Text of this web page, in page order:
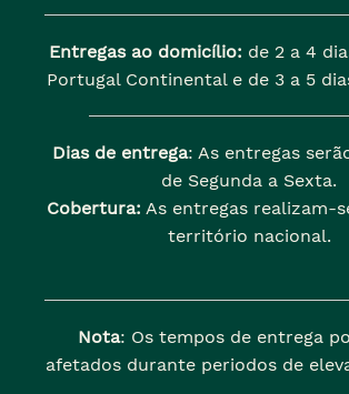
Entregas ao domicílio: de 2 a 4
Portugal Continental e de 3 a 5
Dias de entrega: As entregas
de Segunda a Sexta.
Cobertura: As entregas realizam-
território nacional.
Nota: Os tempos de entrega
afetados durante periodos de